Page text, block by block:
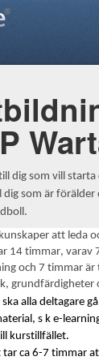
dig som vill
som är
att leda
14 timmar, varav
och 7 timmar är
grundfärdigheter
alla deltagare
s k e-
kurstillfället.
tar ca 6-7 timmar